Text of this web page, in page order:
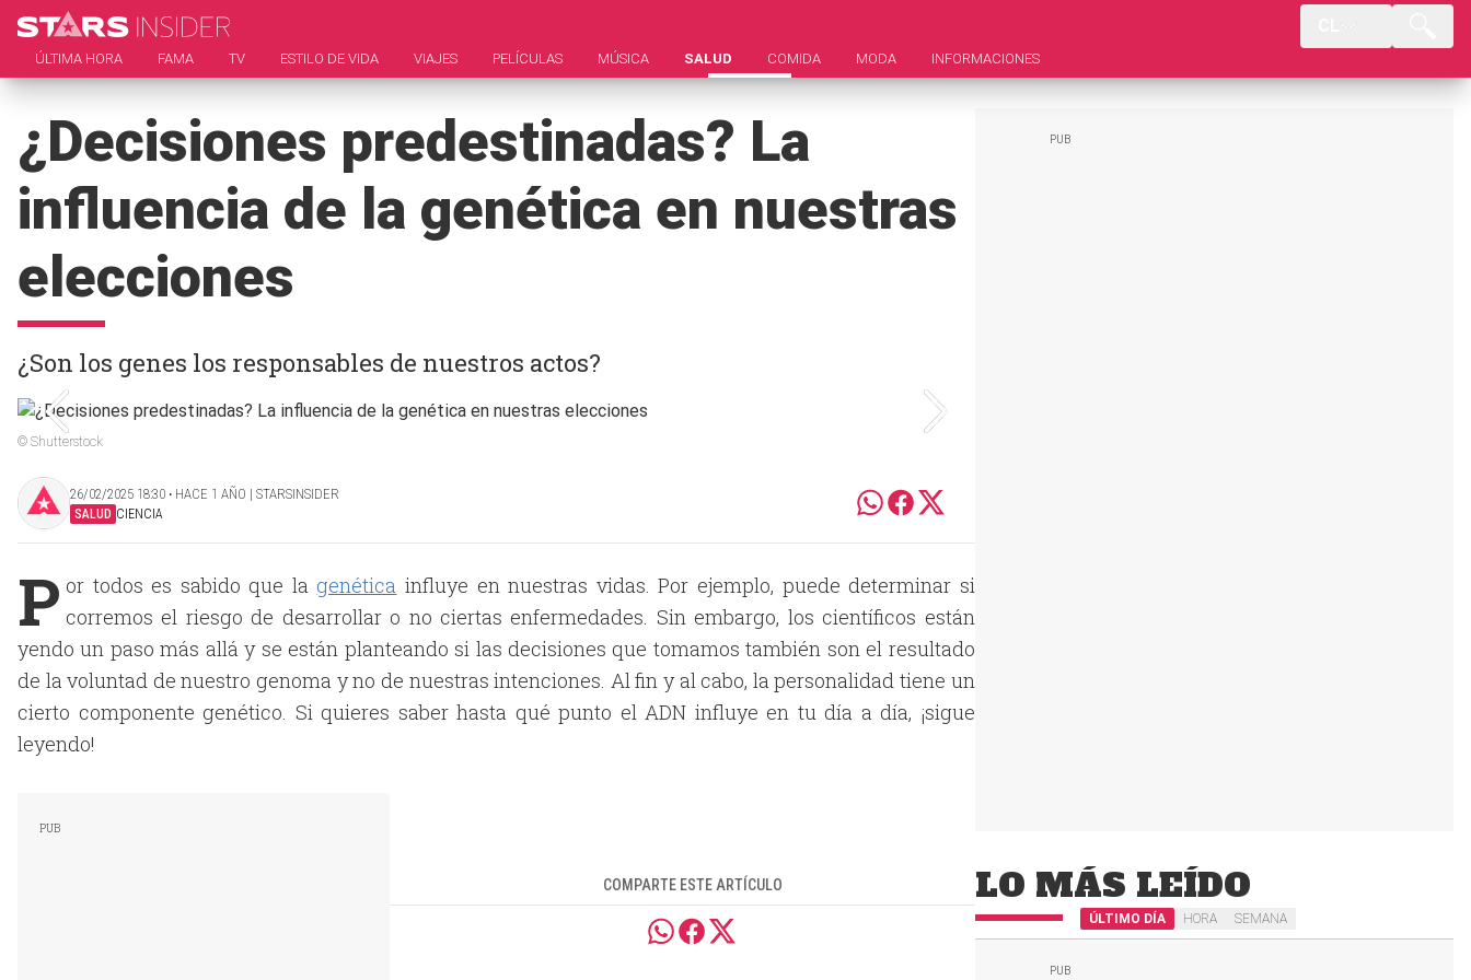
ÚLTIMA HORA FAMA TV ESTILO DE VIDA VIAJES PELÍCULAS MÚSICA SALUD COMIDA MODA INFORMACIONES
¿Decisiones predestinadas? La
influencia de la genética en nuestras
elecciones
¿Son los genes los responsables de nuestros actos?
© Shutterstock
26/02/2025 18:30 ‧ HACE 1 AÑO | STARSINSIDER
SALUD CIENCIA
P or todos es sabido que la genética influye en nuestras vidas. Por ejemplo, puede determinar si
corremos el riesgo de desarrollar o no ciertas enfermedades. Sin embargo, los científicos están
yendo un paso más allá y se están planteando si las decisiones que tomamos también son el resultado
de la voluntad de nuestro genoma y no de nuestras intenciones. Al fin y al cabo, la personalidad tiene un
cierto componente genético. Si quieres saber hasta qué punto el ADN influye en tu día a día, ¡sigue
leyendo!
COMPARTE ESTE ARTÍCULO LO MÁS LEÍDO
ÚLTIMO DÍA HORA SEMANA